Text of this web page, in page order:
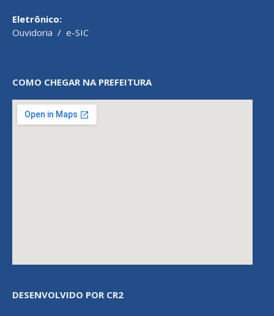
Eletrônico:
Ouvidoria / e-SIC
COMO CHEGAR NA PREFEITURA
DESENVOLVIDO POR CR2